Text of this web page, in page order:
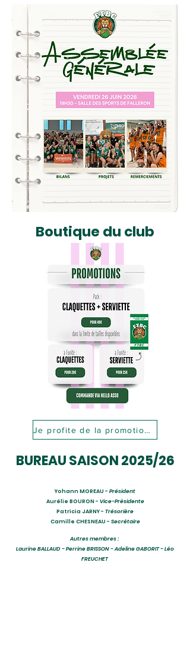
Boutique du club
Je profite de la promotion !
BUREAU SAISON 2025/26
Yohann MOREAU - Président
Aurélie BOURON - Vice-Présidente
Patricia JARNY - Trésorière
Camille CHESNEAU - Secrétaire
Autres membres :
Laurine BALLAUD - Perrine BRISSON - Adeline GABORIT - Léo
FREUCHET